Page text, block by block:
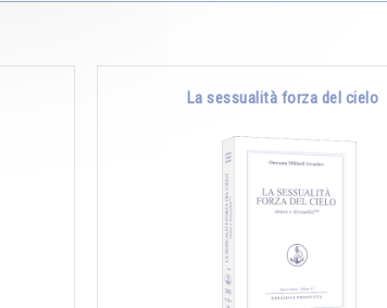
La sessualità forza del cielo